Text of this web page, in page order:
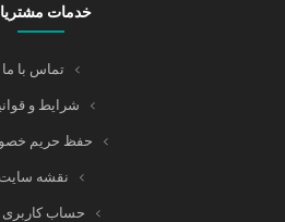
خدمات
تماس با ما
شرایط و
حفظ حریم
نقشه سایت
حساب